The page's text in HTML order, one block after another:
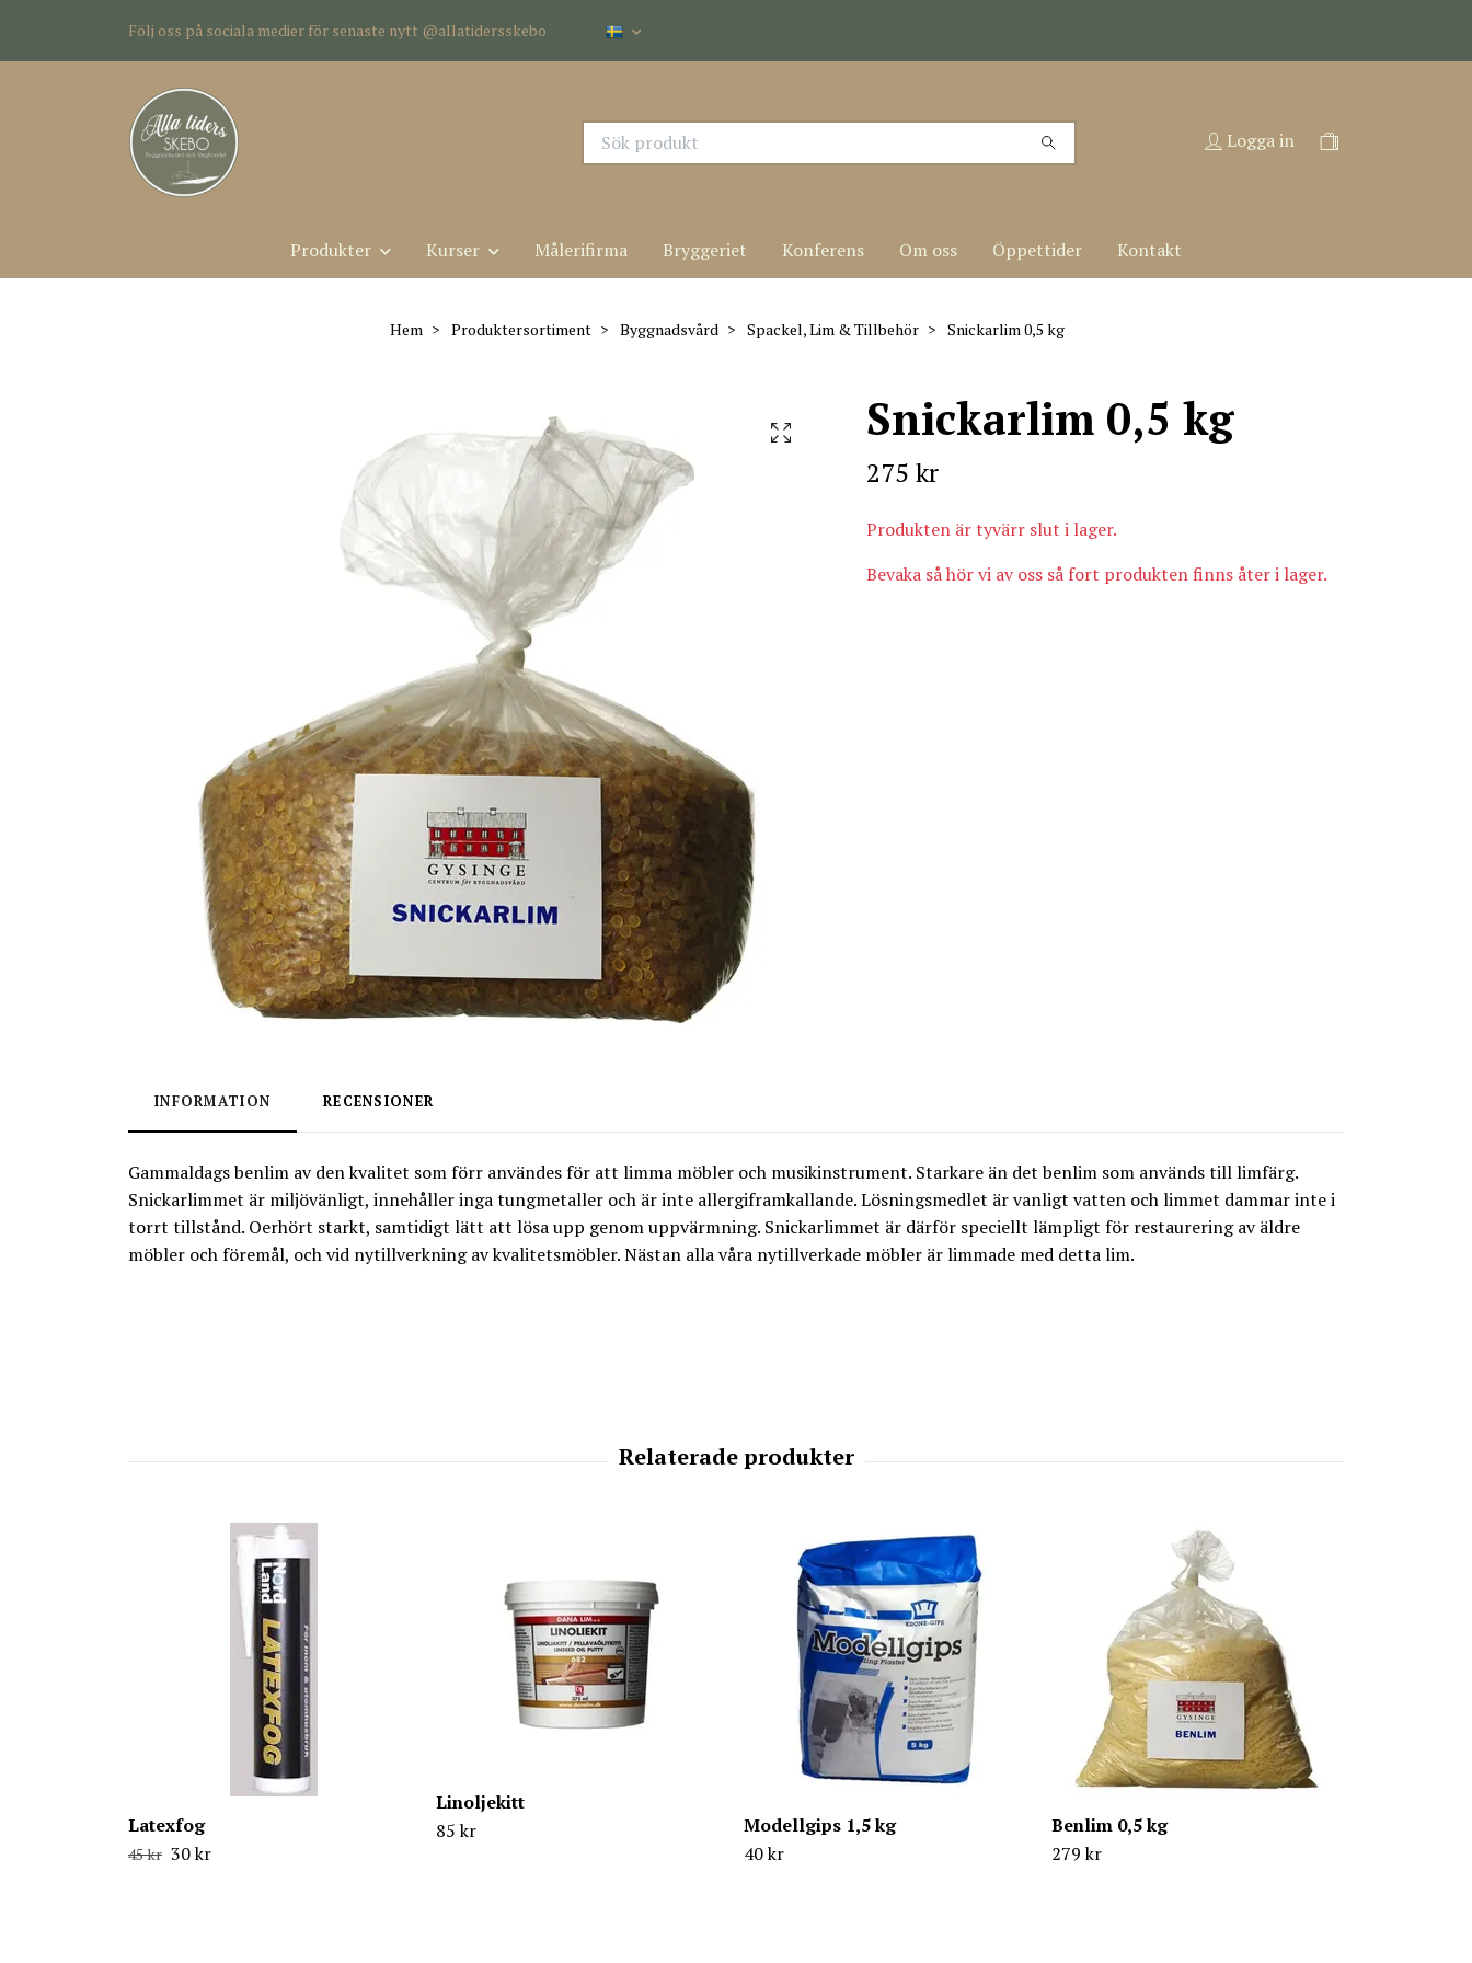
Följ oss på sociala medier för senaste nytt @allatidersskebo
Logga in
Produkter Kurser Målerifirma Bryggeriet Konferens Om oss Öppettider Kontakt
Hem Produktersortiment Byggnadsvård Spackel, Lim & Tillbehör Snickarlim 0,5 kg
Snickarlim 0,5 kg
275 kr
Produkten är tyvärr slut i lager.
Bevaka så hör vi av oss så fort produkten finns åter i lager.
INFORMATION RECENSIONER
Gammaldags benlim av den kvalitet som förr användes för att limma möbler och musikinstrument. Starkare än det benlim som används till limfärg.
Snickarlimmet är miljövänligt, innehåller inga tungmetaller och är inte allergiframkallande. Lösningsmedlet är vanligt vatten och limmet dammar inte i
torrt tillstånd. Oerhört starkt, samtidigt lätt att lösa upp genom uppvärmning. Snickarlimmet är därför speciellt lämpligt för restaurering av äldre
möbler och föremål, och vid nytillverkning av kvalitetsmöbler. Nästan alla våra nytillverkade möbler är limmade med detta lim.
Latexfog
45 kr 30 kr
Linoljekitt
85 kr
Modellgips 1,5 kg
40 kr
Benlim 0,5 kg
279 kr